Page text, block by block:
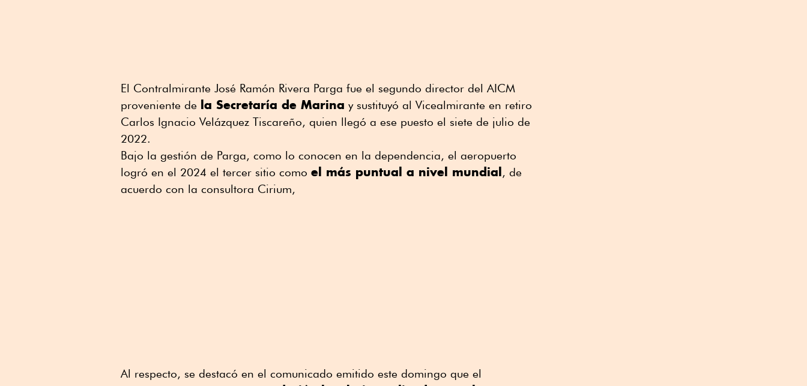
El Contralmirante José Ramón Rivera Parga fue el segundo director del AICM
proveniente de la Secretaría de Marina y sustituyó al Vicealmirante en retiro
Carlos Ignacio Velázquez Tiscareño, quien llegó a ese puesto el siete de julio de
2022.
Bajo la gestión de Parga, como lo conocen en la dependencia, el aeropuerto
logró en el 2024 el tercer sitio como el más puntual a nivel mundial , de
acuerdo con la consultora Cirium,
Al respecto, se destacó en el comunicado emitido este domingo que el